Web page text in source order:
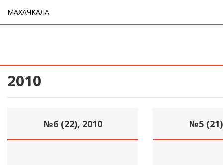
МАХАЧКАЛА
2010
№6 (22), 2010 №5